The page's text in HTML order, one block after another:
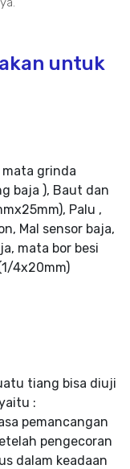
untuk
mata grinda
baja ), Baut dan
Palu ,
Mal sensor baja,
mata bor besi
4x20mm)
tiang bisa diuji
:
pemancangan
pengecoran
dalam keadaan